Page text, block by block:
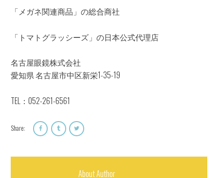
「メガネ関連商品」の総合商社
「トマトグラッシーズ」の日本公式代理店
名古屋眼鏡株式会社
愛知県 名古屋市中区新栄1-35-19
TEL：052-261-6561
Share:
About Author